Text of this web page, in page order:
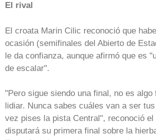
El rival
El croata Marin Cilic reconoció que
ocasión (semifinales del Abierto de
le da confianza, aunque afirmó que es
de escalar".
"Pero sigue siendo una final, no es algo
lidiar. Nunca sabes cuáles van a ser
vez pises la pista Central", reconoció el
disputará su primera final sobre la